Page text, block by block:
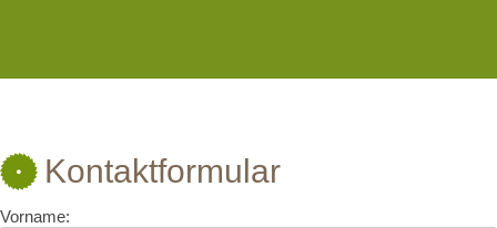
Kontaktformular
Vorname: